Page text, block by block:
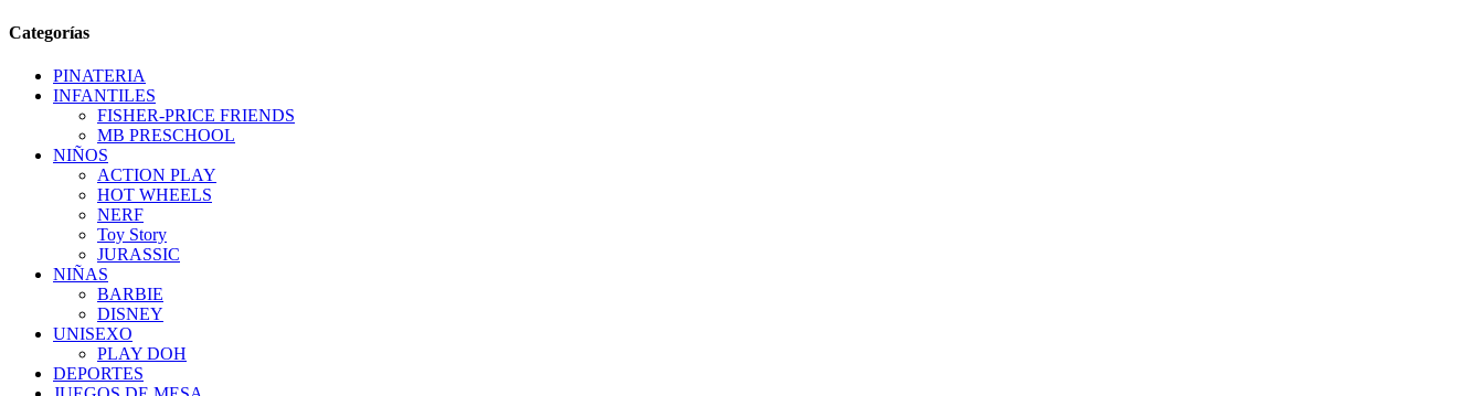
Categorías
PINATERIA
INFANTILES
FISHER-PRICE FRIENDS
MB PRESCHOOL
NIÑOS
ACTION PLAY
HOT WHEELS
NERF
Toy Story
JURASSIC
NIÑAS
BARBIE
DISNEY
UNISEXO
PLAY DOH
DEPORTES